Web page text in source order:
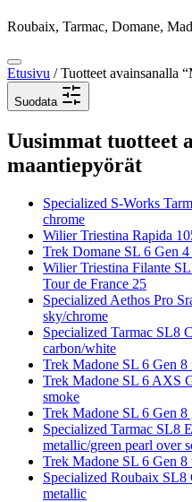
Roubaix, Tarmac, Domane,
Etusivu / Tuotteet avainsanalla
Suodata
Uusimmat tuotteet
maantiepyörät
Specialized S-Works
chrome
Wilier Triestina Rapida
Trek Domane SL 6 Gen
Wilier Triestina Filante
Tour de France 25
Specialized Aethos Pro
sky/chrome
Specialized Tarmac SL8
carbon/white
Trek Madone SL 6 Gen 8
Trek Madone SL 6 AXS
smoke
Trek Madone SL 6 Gen 8
Specialized Tarmac SL8
metallic/green pearl over
Trek Madone SL 6 Gen
Specialized Roubaix SL8
metallic